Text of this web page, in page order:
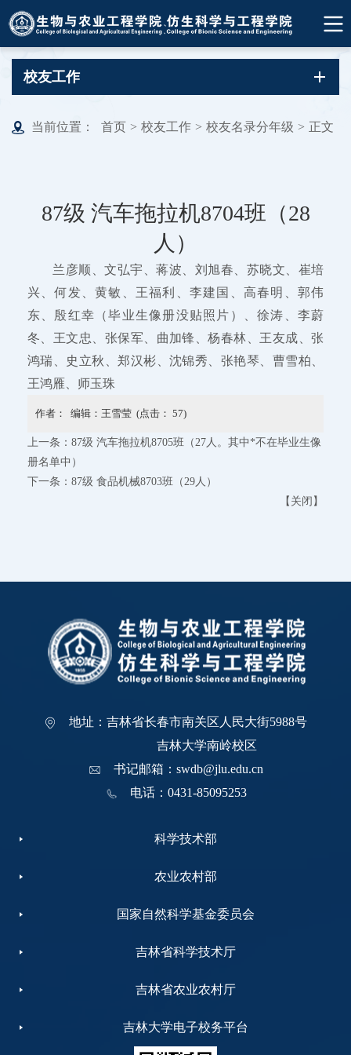
校友工作
当前位置： 首页 > 校友工作 > 校友名录分年级 > 正文
87级 汽车拖拉机8704班（28
人）
兰彦顺、文弘宇、蒋波、刘旭春、苏晓文、崔培
兴、何发、黄敏、王福利、李建国、高春明、郭伟
东、殷红幸（毕业生像册没贴照片）、徐涛、李蔚
冬、王文忠、张保军、曲加锋、杨春林、王友成、张
鸿瑞、史立秋、郑汉彬、沈锦秀、张艳琴、曹雪柏、
王鸿雁、师玉珠
作者： 编辑：王雪莹 (点击： 57)
上一条： 87级 汽车拖拉机8705班（27人。其中*不在毕业生像
册名单中）
下一条： 87级 食品机械8703班（29人）
【 关闭 】
地址：吉林省长春市南关区人民大街5988号
吉林大学南岭校区
书记邮箱：swdb@jlu.edu.cn
电话：0431-85095253
科学技术部
农业农村部
国家自然科学基金委员会
吉林省科学技术厅
吉林省农业农村厅
吉林大学电子校务平台